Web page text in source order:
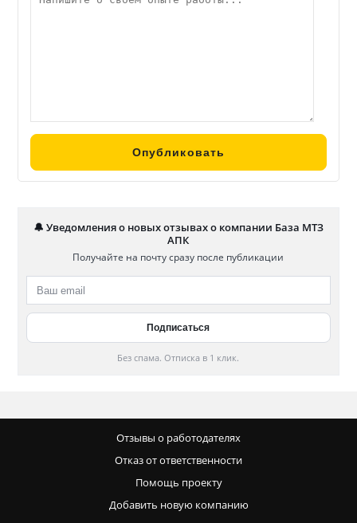
🔔 Уведомления о новых отзывах о компании База МТЗ
АПК
Получайте на почту сразу после публикации
Без спама. Отписка в 1 клик.
Отзывы о работодателях
Отказ от ответственности
Помощь проекту
Добавить новую компанию